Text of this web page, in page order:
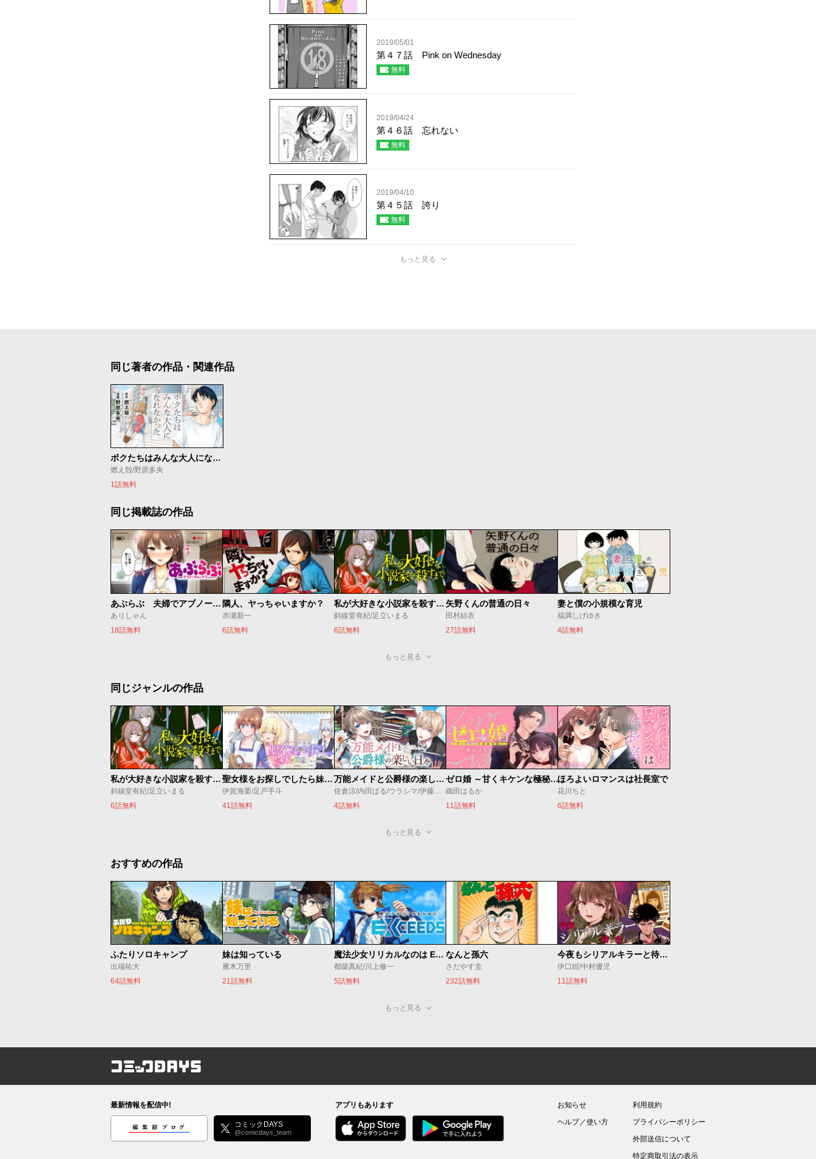
2019/05/01
第４７話 Pink on Wednesday
無料
2019/04/24
第４６話 忘れない
無料
2019/04/10
第４５話 誇り
無料
もっと見る
同じ著者の作品・関連作品
ボクたちはみんな大人になれなかった
燃え殻/野原多央
1話無料
同じ掲載誌の作品
あぶらぶ 夫婦でアブノーマルなラブしませんか？
ありしゃん
18話無料
隣人、ヤっちゃいますか？
赤瀬新一
6話無料
私が大好きな小説家を殺すまで
斜線堂有紀/足立いまる
6話無料
矢野くんの普通の日々
田村結衣
27話無料
妻と僕の小規模な育児
福満しげゆき
4話無料
もっと見る
同じジャンルの作品
私が大好きな小説家を殺すまで
斜線堂有紀/足立いまる
6話無料
聖女様をお探しでしたら妹で間違いありません。さあどうぞお連れください、今すぐ。
伊賀海栗/足戸手斗
41話無料
万能メイドと公爵様の楽しい日々
佐倉涼/内田ぱる/ウラシマ/伊藤テリヤキ
4話無料
ゼロ婚 ～甘くキケンな極秘任務～
織田はるか
11話無料
ほろよいロマンスは社長室で
花川ちと
6話無料
もっと見る
おすすめの作品
ふたりソロキャンプ
出端祐大
64話無料
妹は知っている
雁木万里
21話無料
魔法少女リリカルなのは EXCEEDS
都築真紀/川上修一
5話無料
なんと孫六
さだやす圭
232話無料
今夜もシリアルキラーと待ち合わせ
伊口紺/中村優児
11話無料
もっと見る
コミックDAYS
最新情報を配信中!
編集部ブログ コミックDAYS
@comicdays_team
アプリもあります
お知らせ
ヘルプ／使い方
利用規約
プライバシーポリシー
外部送信について
特定商取引法の表示